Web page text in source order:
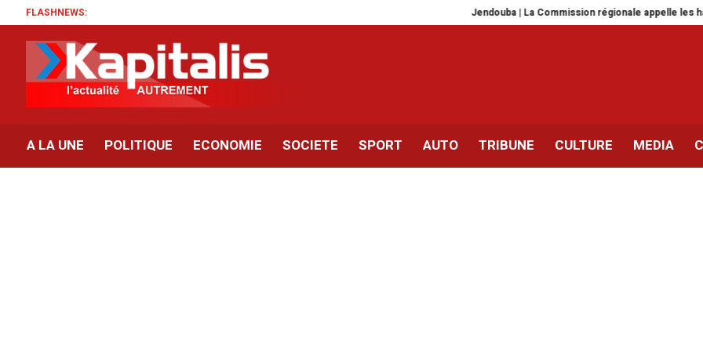
FLASHNEWS: Jendouba | La Commission régionale appelle les habitants à la
A LA UNE POLITIQUE ECONOMIE SOCIETE SPORT AUTO TRIBUNE CULTURE MEDIA